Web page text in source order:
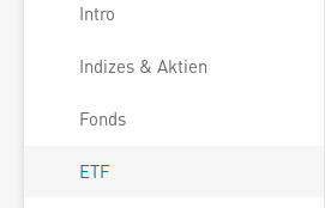
Intro
Indizes & Aktien
Fonds
ETF